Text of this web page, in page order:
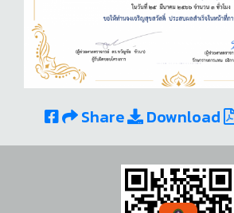
Share Download